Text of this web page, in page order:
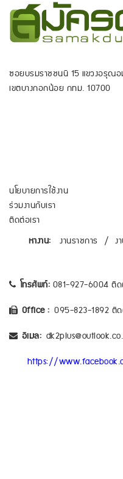
ซอยบรมราชชนนี 15 แขวงอรุณ
เขตบางกอกน้อย กทม. 10700
นโยบายการใช้งาน
ร่วมงานกับเรา
ติดต่อเรา
หางาน:
งานราชการ / ง
โทรศัพท์: 081-927-6004 ติ
Office : 095-823-1892 ติ
อีเมล:
https://